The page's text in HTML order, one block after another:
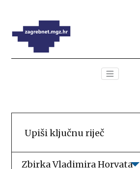
Zbirka Vladimira Horvata